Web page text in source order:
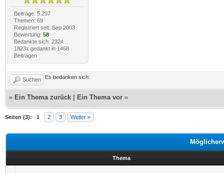
Beiträge: 5.297
Themen: 69
Registriert seit: Sep 2003
Bewertung: 58
Bedankte sich: 2324
1823x gedankt in 1468
Beiträgen
Suchen Es bedanken sich:
« Ein Thema zurück Ein Thema vor »
Seiten (3): 1 2 3 Weiter »
Thema